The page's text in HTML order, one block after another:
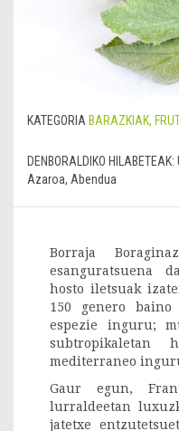
KATEGORIA BARAZKIAK,
DENBORALDIKO HILABETEAK:
Azaroa, Abendua
Borraja
esanguratsuena
hosto iletsuak
150 genero baino
espezie inguru;
subtropikaletan
mediterraneo
Gaur egun,
lurraldeetan
jatetxe